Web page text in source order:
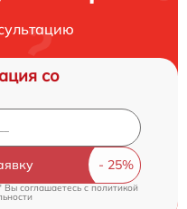
со
Вы соглашаетесь cполитикой